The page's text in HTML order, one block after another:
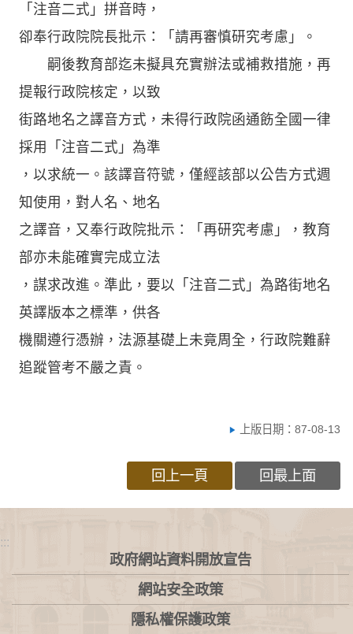
「注音二式」拼音時，
卻奉行政院院長批示：「請再審慎研究考慮」。
嗣後教育部迄未擬具充實辦法或補救措施，再
提報行政院核定，以致
街路地名之譯音方式，未得行政院函通飭全國一律
採用「注音二式」為準
，以求統一。該譯音符號，僅經該部以公告方式週
知使用，對人名、地名
之譯音，又奉行政院批示：「再研究考慮」，教育
部亦未能確實完成立法
，謀求改進。準此，要以「注音二式」為路街地名
英譯版本之標準，供各
機關遵行憑辦，法源基礎上未竟周全，行政院難辭
追蹤管考不嚴之責。
上版日期：87-08-13
回上一頁 回最上面
:::
政府網站資料開放宣告
網站安全政策
隱私權保護政策